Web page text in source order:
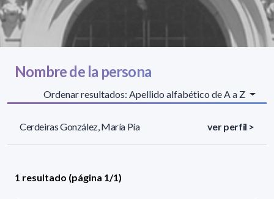
Nombre de la persona
Ordenar resultados: Apellido alfabético de A a Z
Cerdeiras González, María Pía ver perfil >
1 resultado (página 1/1)